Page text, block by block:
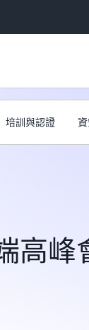
培訓與認證
高峰